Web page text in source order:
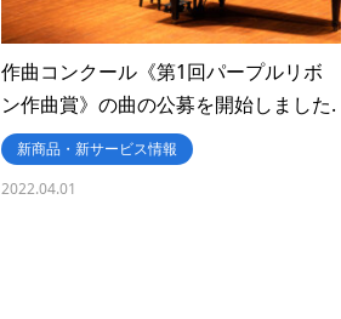
作曲コンクール《第1回パープルリボ
ン作曲賞》の曲の公募を開始しました.
新商品・新サービス情報
2022.04.01